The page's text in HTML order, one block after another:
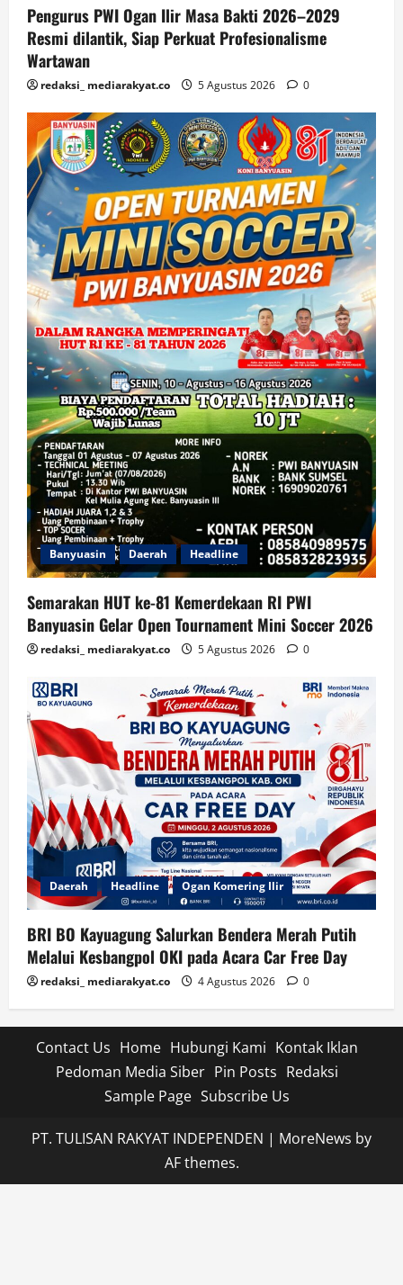
Pengurus PWI Ogan Ilir Masa Bakti 2026–2029
Resmi dilantik, Siap Perkuat Profesionalisme
Wartawan
redaksi_ mediarakyat.co 5 Agustus 2026 0
Banyuasin Daerah Headline
Semarakan HUT ke-81 Kemerdekaan RI PWI
Banyuasin Gelar Open Tournament Mini Soccer 2026
redaksi_ mediarakyat.co 5 Agustus 2026 0
Daerah Headline Ogan Komering Ilir
BRI BO Kayuagung Salurkan Bendera Merah Putih
Melalui Kesbangpol OKI pada Acara Car Free Day
redaksi_ mediarakyat.co 4 Agustus 2026 0
Contact Us Home Hubungi Kami Kontak Iklan
Pedoman Media Siber Pin Posts Redaksi
Sample Page Subscribe Us
PT. TULISAN RAKYAT INDEPENDEN | MoreNews by
AF themes.